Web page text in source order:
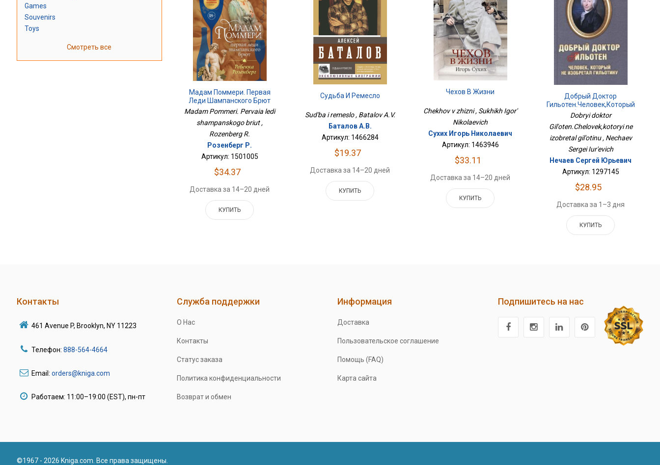
Games
Souvenirs
Toys
Смотреть все
Мадам Поммери. Первая
Леди Шампанского Брют
Madam Pommeri. Pervaia ledi
shampanskogo briut ,
Rozenberg R.
Розенберг Р.
Артикул: 1501005
$34.37
Доставка за 14–20 дней
КУПИТЬ
Судьба И Ремесло
Sud'ba i remeslo , Batalov A.V.
Баталов А.В.
Артикул: 1466284
$19.37
Доставка за 14–20 дней
КУПИТЬ
Чехов В Жизни
Chekhov v zhizni , Sukhikh Igor'
Nikolaevich
Сухих Игорь Николаевич
Артикул: 1463946
$33.11
Доставка за 14–20 дней
КУПИТЬ
Добрый Доктор
Гильотен.Человек,который
Не Изобретал Гильотину
Dobryi doktor
Gil'oten.Chelovek,kotoryi ne
izobretal gil'otinu , Nechaev
Sergei Iur'evich
Нечаев Сергей Юрьевич
Артикул: 1297145
$28.95
Доставка за 1–3 дня
КУПИТЬ
Контакты
461 Avenue P, Brooklyn, NY 11223
Телефон: 888-564-4664
Email: orders@kniga.com
Работаем: 11:00–19:00 (EST), пн-пт
Служба поддержки
О Нас
Контакты
Статус заказа
Политика конфиденциальности
Возврат и обмен
Информация
Доставка
Пользовательское соглашение
Помощь (FAQ)
Карта сайта
Подпишитесь на нас
©1967 - 2026 Kniga.com. Все права защищены.